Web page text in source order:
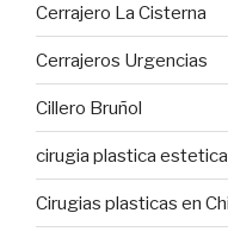
Cerrajero La Cisterna
Cerrajeros Urgencias
Cillero Bruñol
cirugia plastica estetica
Cirugias plasticas en